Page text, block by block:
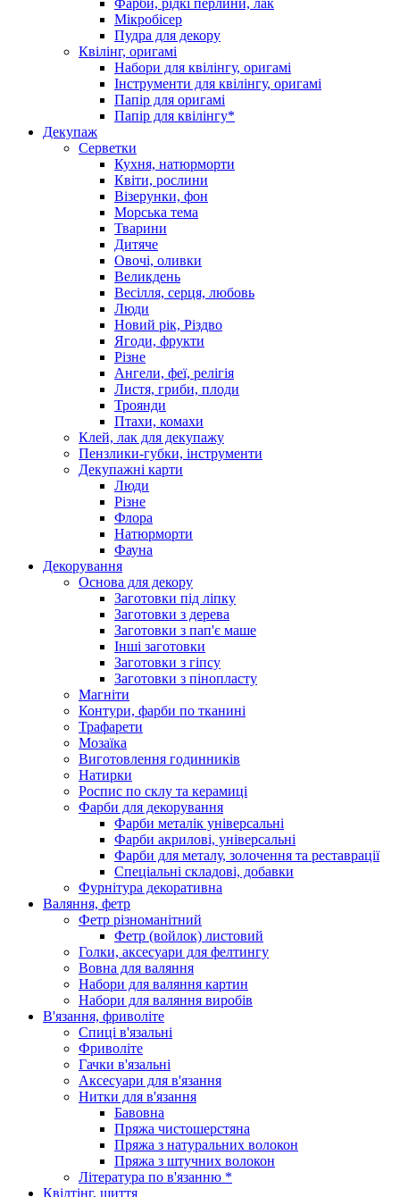
Мікробісер
Пудра для декору
Квілінг, оригамі
Набори для квілінгу, оригамі
Інструменти для квілінгу, оригамі
Папір для оригамі
Папір для квілінгу*
Декупаж
Серветки
Кухня, натюрморти
Квіти, рослини
Візерунки, фон
Морська тема
Тварини
Дитяче
Овочі, оливки
Великдень
Весілля, серця, любовь
Люди
Новий рік, Різдво
Ягоди, фрукти
Різне
Ангели, феї, релігія
Листя, гриби, плоди
Троянди
Птахи, комахи
Клей, лак для декупажу
Пензлики-губки, інструменти
Декупажні карти
Люди
Різне
Флора
Натюрморти
Фауна
Декорування
Основа для декору
Заготовки під ліпку
Заготовки з дерева
Заготовки з пап'є маше
Інші заготовки
Заготовки з гіпсу
Заготовки з пінопласту
Магніти
Контури, фарби по тканині
Трафарети
Мозаїка
Виготовлення годинників
Натирки
Роспис по склу та керамиці
Фарби для декорування
Фарби металік універсальні
Фарби акрилові, універсальні
Фарби для металу, золочення та реставрації
Спеціальні складові, добавки
Фурнітура декоративна
Валяння, фетр
Фетр різноманітний
Фетр (войлок) листовий
Голки, аксесуари для фелтингу
Вовна для валяння
Набори для валяння картин
Набори для валяння виробів
В'язання, фриволіте
Спиці в'язальні
Фриволіте
Гачки в'язальні
Аксесуари для в'язання
Нитки для в'язання
Бавовна
Пряжа чистошерстяна
Пряжа з натуральних волокон
Пряжа з штучних волокон
Література по в'язанню *
Квілтінг, шиття